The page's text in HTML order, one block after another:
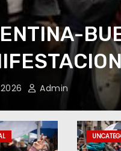
Admin